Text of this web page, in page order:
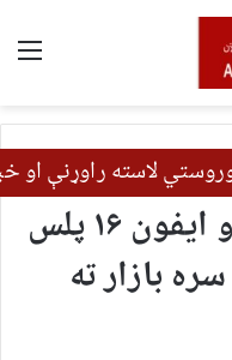
لاسته راوړنې او
اپل کمپني ایفون ۱۶ او ایفون ۱۶ پلس
بازار ته